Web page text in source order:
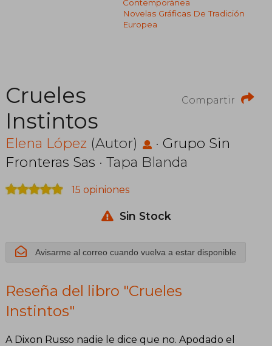
Contemporánea
Novelas Gráficas De Tradición
Europea
Compartir
Crueles
Instintos
Elena López (Autor) · Grupo Sin
Fronteras Sas · Tapa Blanda
15 opiniones
Sin Stock
Avisarme al correo cuando vuelva a estar disponible
Reseña del libro "Crueles
Instintos"
A Dixon Russo nadie le dice que no. Apodado el